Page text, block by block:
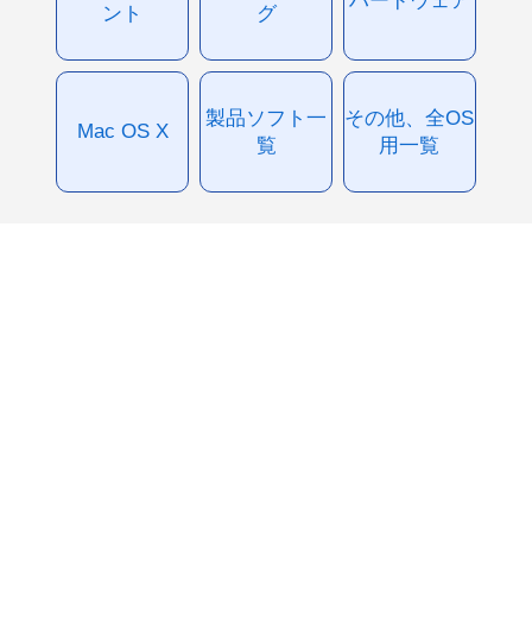
ント
グ
Mac OS X
製品ソフト一
覧
その他、全OS
用一覧